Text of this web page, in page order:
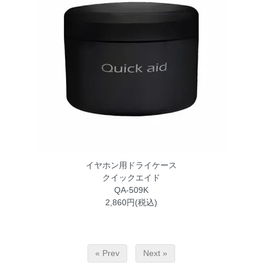
イヤホン用ドライケース
クイックエイド
QA-509K
2,860円(税込)
« Prev Next »